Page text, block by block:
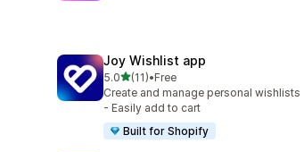
Joy Wishlist app
5.05つ星中
(11)
合計レビュー数：11件
•Free
Create and manage personal wishlists
- Easily add to cart
Built for Shopify